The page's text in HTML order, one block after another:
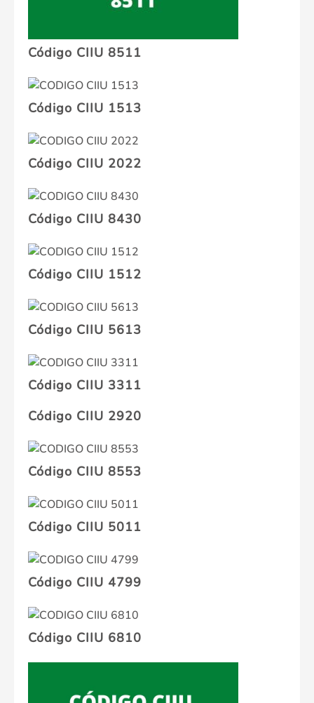
Código CIIU 8511
Código CIIU 1513
Código CIIU 2022
Código CIIU 8430
Código CIIU 1512
Código CIIU 5613
Código CIIU 3311
Código CIIU 2920
Código CIIU 8553
Código CIIU 5011
Código CIIU 4799
Código CIIU 6810